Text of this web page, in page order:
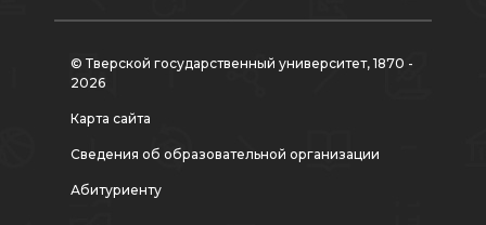
© Тверской государственный университет, 1870 -
2026
Карта сайта
Сведения об образовательной организации
Абитуриенту